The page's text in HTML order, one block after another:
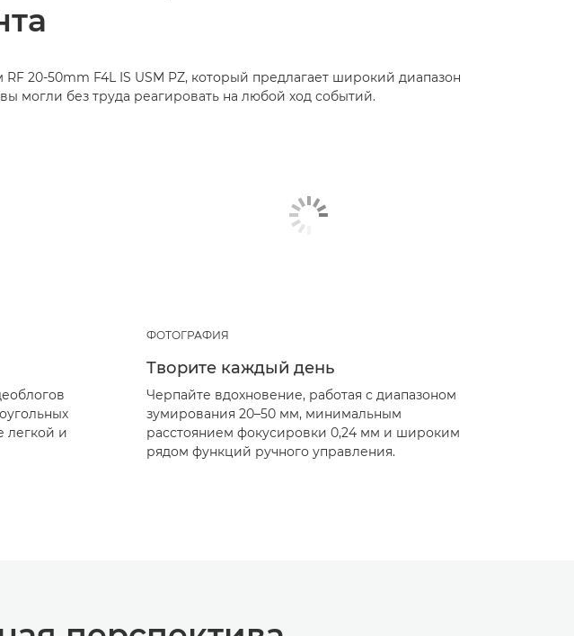
20-50mm F4L IS USM PZ, который предлагает широкий диапазон
могли без труда реагировать на любой ход событий.
легкой и
ФОТОГРАФИЯ
Творите каждый день
Черпайте вдохновение, работая с диапазоном
зумирования 20–50 мм, минимальным
расстоянием фокусировки 0,24 мм и широким
рядом функций ручного управления.